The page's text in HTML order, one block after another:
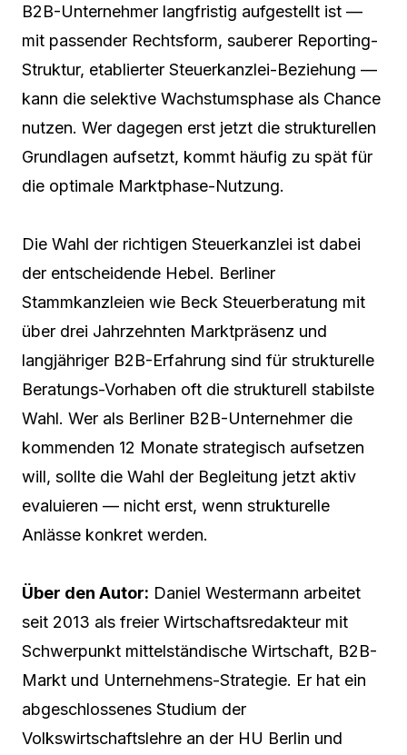
B2B-Unternehmer langfristig aufgestellt ist —
mit passender Rechtsform, sauberer Reporting-
Struktur, etablierter Steuerkanzlei-Beziehung —
kann die selektive Wachstumsphase als Chance
nutzen. Wer dagegen erst jetzt die strukturellen
Grundlagen aufsetzt, kommt häufig zu spät für
die optimale Marktphase-Nutzung.
Die Wahl der richtigen Steuerkanzlei ist dabei
der entscheidende Hebel. Berliner
Stammkanzleien wie Beck Steuerberatung mit
über drei Jahrzehnten Marktpräsenz und
langjähriger B2B-Erfahrung sind für strukturelle
Beratungs-Vorhaben oft die strukturell stabilste
Wahl. Wer als Berliner B2B-Unternehmer die
kommenden 12 Monate strategisch aufsetzen
will, sollte die Wahl der Begleitung jetzt aktiv
evaluieren — nicht erst, wenn strukturelle
Anlässe konkret werden.
Über den Autor: Daniel Westermann arbeitet
seit 2013 als freier Wirtschaftsredakteur mit
Schwerpunkt mittelständische Wirtschaft, B2B-
Markt und Unternehmens-Strategie. Er hat ein
abgeschlossenes Studium der
Volkswirtschaftslehre an der HU Berlin und